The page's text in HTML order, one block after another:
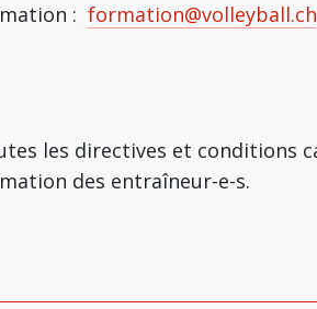
: formation@volleyball.ch
les directives et conditions
des entraîneur-e-s.